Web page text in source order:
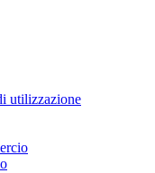
utilizzazione